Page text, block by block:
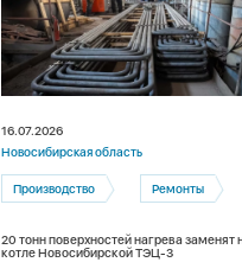
16.07.2026
Новосибирская область
Производство Ремонты
20 тонн поверхностей нагрева заменят
котле Новосибирской ТЭЦ-3